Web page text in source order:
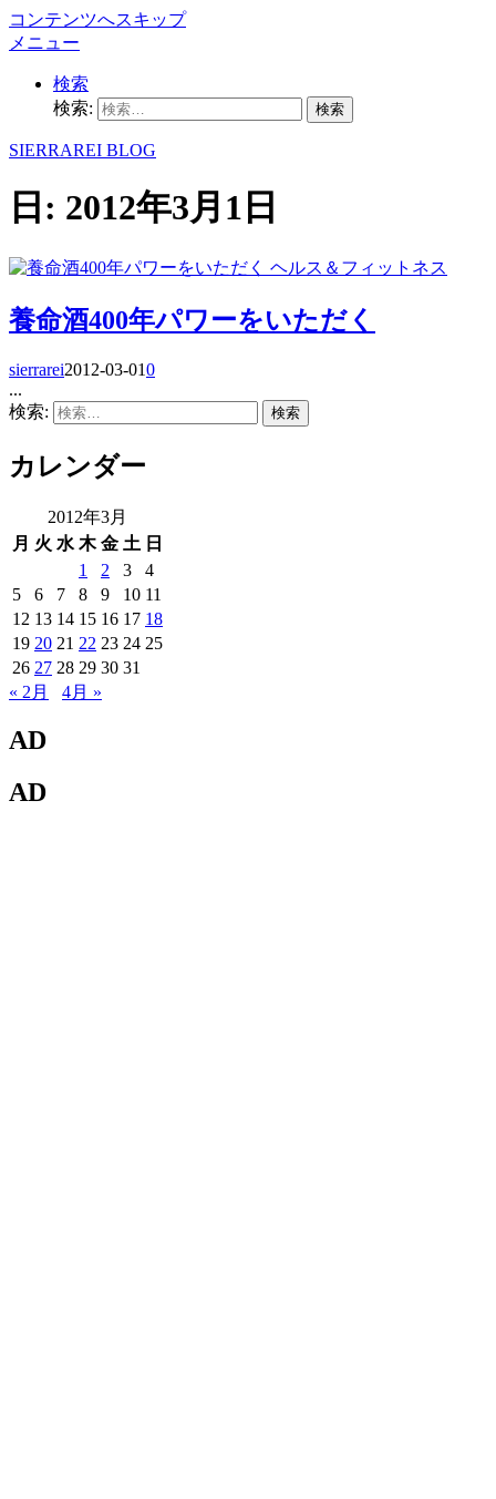
コンテンツへスキップ
メニュー
検索
検索:
SIERRAREI BLOG
日: 2012年3月1日
ヘルス＆フィットネス
養命酒400年パワーをいただく
sierrarei2012-03-010
...
検索:
カレンダー
2012年3月
月 火 水 木 金 土 日
1
2 3
4
5
6 7 8 9 10 11
12 13 14 15 16 17 18
19 20 21 22 23 24 25
26 27 28 29 30 31
« 2月
4月 »
AD
AD